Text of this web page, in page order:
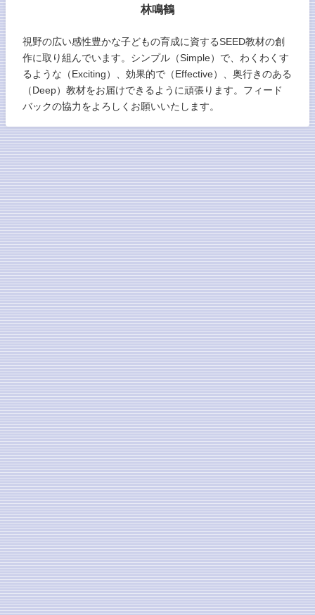
林鳴鶴
視野の広い感性豊かな子どもの育成に資するSEED教材の創
作に取り組んでいます。シンプル（Simple）で、わくわくす
るような（Exciting）、効果的で（Effective）、奥行きのある
（Deep）教材をお届けできるように頑張ります。フィード
バックの協力をよろしくお願いいたします。